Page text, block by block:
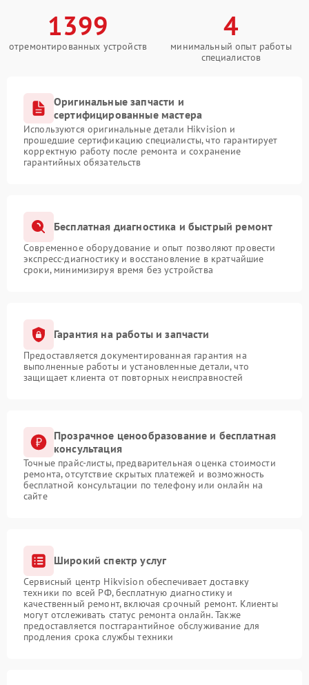
1399
отремонтированных устройств
4
минимальный опыт работы
специалистов
Оригинальные запчасти и
сертифицированные мастера
Используются оригинальные детали Hikvision и
прошедшие сертификацию специалисты, что гарантирует
корректную работу после ремонта и сохранение
гарантийных обязательств
Бесплатная диагностика и быстрый ремонт
Современное оборудование и опыт позволяют провести
экспресс-диагностику и восстановление в кратчайшие
сроки, минимизируя время без устройства
Гарантия на работы и запчасти
Предоставляется документированная гарантия на
выполненные работы и установленные детали, что
защищает клиента от повторных неисправностей
Прозрачное ценообразование и бесплатная
консультация
Точные прайс-листы, предварительная оценка стоимости
ремонта, отсутствие скрытых платежей и возможность
бесплатной консультации по телефону или онлайн на
сайте
Широкий спектр услуг
Сервисный центр Hikvision обеспечивает доставку
техники по всей РФ, бесплатную диагностику и
качественный ремонт, включая срочный ремонт. Клиенты
могут отслеживать статус ремонта онлайн. Также
предоставляется постгарантийное обслуживание для
продления срока службы техники